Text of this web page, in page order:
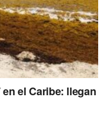
el Caribe: llegan